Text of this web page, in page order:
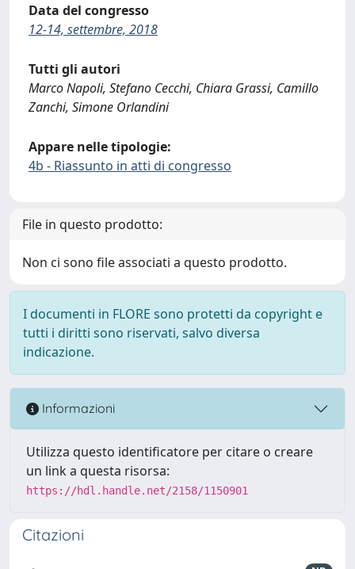
Data del congresso
12-14, settembre, 2018
Tutti gli autori
Marco Napoli, Stefano Cecchi, Chiara Grassi, Camillo
Zanchi, Simone Orlandini
Appare nelle tipologie:
4b - Riassunto in atti di congresso
File in questo prodotto:
Non ci sono file associati a questo prodotto.
I documenti in FLORE sono protetti da copyright e
tutti i diritti sono riservati, salvo diversa
indicazione.
Informazioni
Utilizza questo identificatore per citare o creare
un link a questa risorsa:
https://hdl.handle.net/2158/1150901
Citazioni